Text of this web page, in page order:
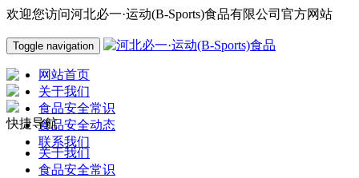
欢迎您访问河北必一·运动(B-Sports)食品有限公司官方网站
Toggle navigation
网站首页
关于我们
食品安全常识
食品安全动态
联系我们
快捷导航
关于我们
食品安全常识